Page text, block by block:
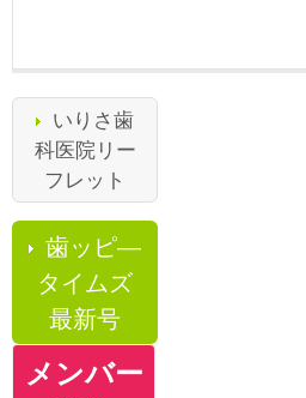
いりさ歯
科医院リー
フレット
歯ッピ―
タイムズ
最新号
メンバー